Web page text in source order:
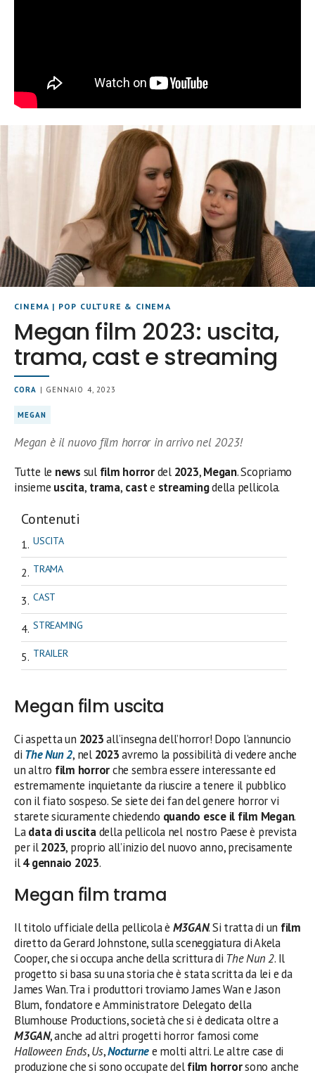
CINEMA | POP CULTURE & CINEMA
Megan film 2023: uscita,
trama, cast e streaming
CORA | GENNAIO 4, 2023
MEGAN
Megan è il nuovo film horror in arrivo nel 2023!
Tutte le news sulfilm horrordel 2023,Megan. Scopriamo
insieme uscita, trama, caste streamingdella pellicola.
Contenuti
USCITA
TRAMA
CAST
STREAMING
TRAILER
Megan film uscita
Ci aspetta un 2023all’insegna dell’horror! Dopo l’annuncio
di The Nun 2, nel 2023avremo la possibilità di vedere anche
un altro film horrorche sembra essere interessante ed
estremamente inquietante da riuscire a tenere il pubblico
con il fiato sospeso. Se siete dei fan del genere horror vi
starete sicuramente chiedendo quando esce il film Megan.
Ladata di uscitadella pellicola nel nostro Paese è prevista
per il2023, proprio all’inizio del nuovo anno, precisamente
il4 gennaio 2023.
Megan film trama
Il titolo ufficiale della pellicola è M3GAN. Si tratta di un film
diretto da Gerard Johnstone, sulla sceneggiatura di Akela
Cooper, che si occupa anche della scrittura di The Nun 2. Il
progetto si basa su una storia che è stata scritta da lei e da
James Wan. Tra i produttori troviamo James Wan e Jason
Blum, fondatore e Amministratore Delegato della
Blumhouse Productions, società che si è dedicata oltre a
M3GAN, anche ad altri progetti horror famosi come
Halloween Ends,Us,Nocturnee molti altri. Le altre case di
produzione che si sono occupate delfilm horrorsono anche